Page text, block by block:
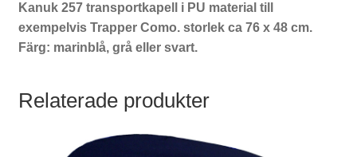
Kanuk 257 transportkapell i PU material till
exempelvis Trapper Como. storlek ca 76 x 48 cm.
Färg: marinblå, grå eller svart.
Relaterade produkter